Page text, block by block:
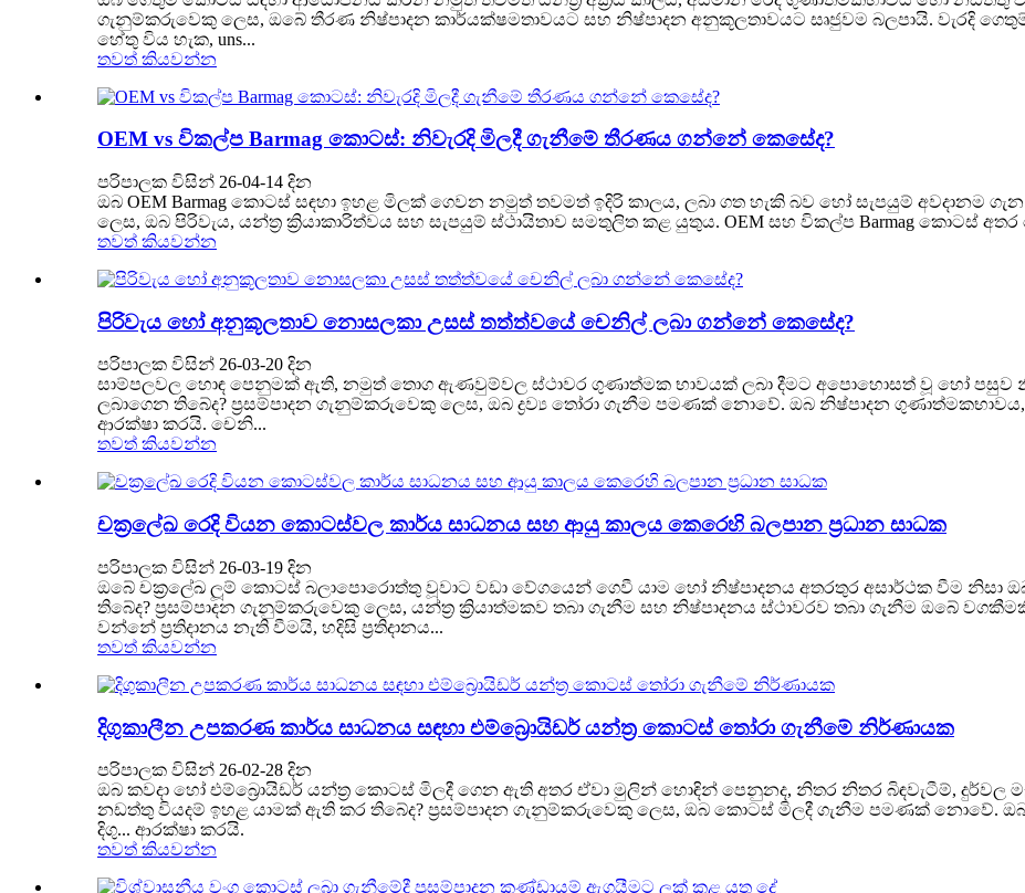
ගැනුම්කරුවෙකු ලෙස, ඔබේ තීරණ නිෂ්පාදන කාර්යක්ෂමතාවයට සහ නිෂ්පාදන අනුකූලතාවයට සෘජුවම බලපායි. වැරදි
හේතු විය හැක, uns...
තවත් කියවන්න
OEM vs විකල්ප Barmag කොටස්: නිවැරදි මිලදී ගැනීමේ තීරණය ගන්නේ කෙසේද?
පරිපාලක විසින් 26-04-14 දින
ඔබ OEM Barmag කොටස් සඳහා ඉහළ මිලක් ගෙවන නමුත් තවමත් ඉදිරි කාලය, ලබා ගත හැකි බව හෝ සැපයුම් අවදානම
ලෙස, ඔබ පිරිවැය, යන්ත්‍ර ක්‍රියාකාරිත්වය සහ සැපයුම් ස්ථායිතාව සමතුලිත කළ යුතුය. OEM සහ විකල්ප Barmag කොටස්
තවත් කියවන්න
පිරිවැය හෝ අනුකූලතාව නොසලකා උසස් තත්ත්වයේ චෙනිල් ලබා ගන්නේ කෙසේද?
පරිපාලක විසින් 26-03-20 දින
සාම්පලවල හොඳ පෙනුමක් ඇති, නමුත් තොග ඇණවුම්වල ස්ථාවර ගුණාත්මක භාවයක් ලබා දීමට අපොහොසත් වූ හෝ පසුව
ලබාගෙන තිබේද? ප්‍රසම්පාදන ගැනුම්කරුවෙකු ලෙස, ඔබ ද්‍රව්‍ය තෝරා ගැනීම පමණක් නොවේ. ඔබ නිෂ්පාදන ගුණාත්මකභාවය,
ආරක්ෂා කරයි. චෙනි...
තවත් කියවන්න
චක්‍රලේඛ රෙදි වියන කොටස්වල කාර්ය සාධනය සහ ආයු කාලය කෙරෙහි බලපාන ප්‍රධාන සාධක
පරිපාලක විසින් 26-03-19 දින
ඔබේ චක්‍රලේඛ ලූම් කොටස් බලාපොරොත්තු වූවාට වඩා වේගයෙන් ගෙවී යාම හෝ නිෂ්පාදනය අතරතුර අසාර්ථක වීම නිසා
තිබේද? ප්‍රසම්පාදන ගැනුම්කරුවෙකු ලෙස, යන්ත්‍ර ක්‍රියාත්මකව තබා ගැනීම සහ නිෂ්පාදනය ස්ථාවරව තබා ගැනීම ඔබේ
වන්නේ ප්‍රතිදානය නැති වීමයි, හදිසි ප්‍රතිදානය...
තවත් කියවන්න
දිගුකාලීන උපකරණ කාර්ය සාධනය සඳහා එම්බ්‍රොයිඩර් යන්ත්‍ර කොටස් තෝරා ගැනීමේ නිර්ණායක
පරිපාලක විසින් 26-02-28 දින
ඔබ කවදා හෝ එම්බ්‍රොයිඩර් යන්ත්‍ර කොටස් මිලදී ගෙන ඇති අතර ඒවා මුලින් හොඳින් පෙනුනද, නිතර නිතර බිඳවැටීම්,
නඩත්තු වියදම් ඉහළ යාමක් ඇති කර තිබේද? ප්‍රසම්පාදන ගැනුම්කරුවෙකු ලෙස, ඔබ කොටස් මිලදී ගැනීම පමණක් නොවේ. ඔබ
දිගු... ආරක්ෂා කරයි.
තවත් කියවන්න